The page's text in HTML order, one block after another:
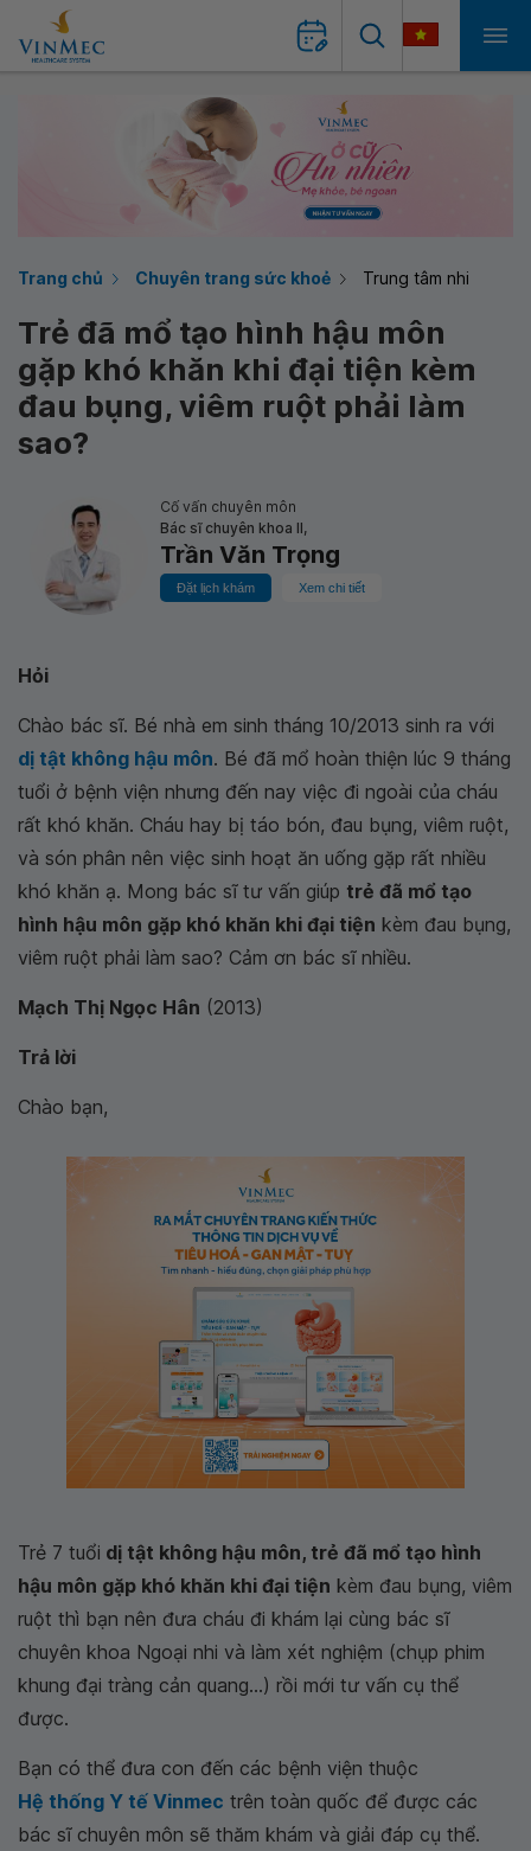
Trang chủ Chuyên trang sức khoẻ Trung tâm nhi
Trẻ đã mổ tạo hình hậu môn
gặp khó khăn khi đại tiện kèm
đau bụng, viêm ruột phải làm
sao?
Cố vấn chuyên môn
Bác sĩ chuyên khoa II,
Trần Văn Trọng
Đặt lịch khám Xem chi tiết
Hỏi
Chào bác sĩ. Bé nhà em sinh tháng 10/2013 sinh ra với
dị tật không hậu môn. Bé đã mổ hoàn thiện lúc 9 tháng
tuổi ở bệnh viện nhưng đến nay việc đi ngoài của cháu
rất khó khăn. Cháu hay bị táo bón, đau bụng, viêm ruột,
và són phân nên việc sinh hoạt ăn uống gặp rất nhiều
khó khăn ạ. Mong bác sĩ tư vấn giúp trẻ đã mổ tạo
hình hậu môn gặp khó khăn khi đại tiện kèm đau bụng,
viêm ruột phải làm sao? Cảm ơn bác sĩ nhiều.
Mạch Thị Ngọc Hân (2013)
Trả lời
Chào bạn,
Trẻ 7 tuổi dị tật không hậu môn, trẻ đã mổ tạo hình
hậu môn gặp khó khăn khi đại tiện kèm đau bụng, viêm
ruột thì bạn nên đưa cháu đi khám lại cùng bác sĩ
chuyên khoa Ngoại nhi và làm xét nghiệm (chụp phim
khung đại tràng cản quang...) rồi mới tư vấn cụ thể
được.
Bạn có thể đưa con đến các bệnh viện thuộc
Hệ thống Y tế Vinmec trên toàn quốc để được các
bác sĩ chuyên môn sẽ thăm khám và giải đáp cụ thể.